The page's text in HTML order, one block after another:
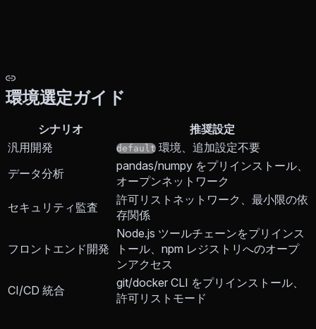
環境選定ガイド
シナリオ
推奨設定
汎用開発
default 環境、追加設定不要
データ分析
pandas/numpy をプリインストール、
オープンネットワーク
セキュリティ監査
許可リストネットワーク、最小限の依
存関係
フロントエンド開発
Node.js ツールチェーンをプリインス
トール、npm レジストリへのオープ
ンアクセス
CI/CD 統合
git/docker CLI をプリインストール、
許可リストモード